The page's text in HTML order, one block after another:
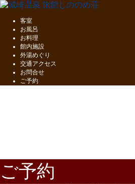
客室
お風呂
お料理
館内施設
外湯めぐり
交通アクセス
お問合せ
ご予約
ご予約